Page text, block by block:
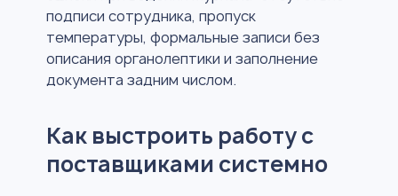
подписи сотрудника, пропуск
температуры, формальные записи без
описания органолептики и заполнение
документа задним числом.
Как выстроить работу с
поставщиками системно